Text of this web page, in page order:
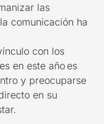
las
comunicación ha
con los
en este año es
y preocuparse
en su